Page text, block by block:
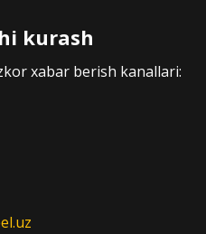
kurash
xabar berish kanallari: